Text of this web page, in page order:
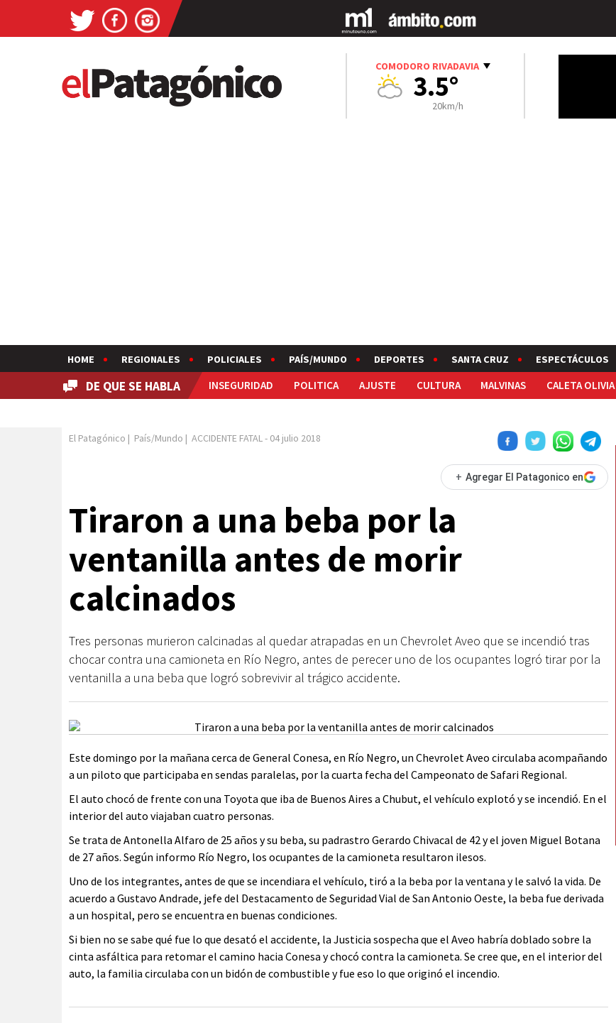
COMODORO RIVADAVIA
3.5°
20km/h
HOME REGIONALES POLICIALES PAÍS/MUNDO DEPORTES SANTA CRUZ ESPECTÁCULOS
DE QUE SE HABLA INSEGURIDAD POLITICA AJUSTE CULTURA MALVINAS CALETA OLIVIA
El Patagónico | País/Mundo | ACCIDENTE FATAL- 04 julio 2018
+ Agregar El Patagonico en
Tiraron a una beba por la
ventanilla antes de morir
calcinados
Tres personas murieron calcinadas al quedar atrapadas en un Chevrolet Aveo que se incendió tras
chocar contra una camioneta en Río Negro, antes de perecer uno de los ocupantes logró tirar por la
ventanilla a una beba que logró sobrevivir al trágico accidente.
Este domingo por la mañana cerca de General Conesa, en Río Negro, un Chevrolet Aveo circulaba acompañando
a un piloto que participaba en sendas paralelas, por la cuarta fecha del Campeonato de Safari Regional.
El auto chocó de frente con una Toyota que iba de Buenos Aires a Chubut, el vehículo explotó y se incendió. En el
interior del auto viajaban cuatro personas.
Se trata de Antonella Alfaro de 25 años y su beba, su padrastro Gerardo Chivacal de 42 y el joven Miguel Botana
de 27 años. Según informo Río Negro, los ocupantes de la camioneta resultaron ilesos.
Uno de los integrantes, antes de que se incendiara el vehículo, tiró a la beba por la ventana y le salvó la vida. De
acuerdo a Gustavo Andrade, jefe del Destacamento de Seguridad Vial de San Antonio Oeste, la beba fue derivada
a un hospital, pero se encuentra en buenas condiciones.
Si bien no se sabe qué fue lo que desató el accidente, la Justicia sospecha que el Aveo habría doblado sobre la
cinta asfáltica para retomar el camino hacia Conesa y chocó contra la camioneta. Se cree que, en el interior del
auto, la familia circulaba con un bidón de combustible y fue eso lo que originó el incendio.